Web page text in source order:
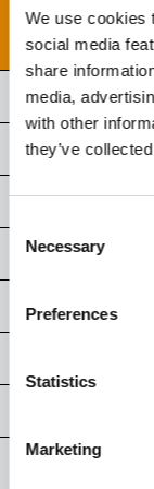
We use cookies
social media
share
media,
with other
they’ve
Consent
Selection
Necessary
Preferences
Statistics
Marketing
2.5 | AFSTANDEN TOT NIET-
HOOFDSTUK 3 | DRONES &
HOOFDSTUK 4 |
HOOFDSTUK 5 | ALGEMEEN
HOOFDSTUK 6 |
HOOFDSTUK 7 | COMPOSITIE
AFSLUITING